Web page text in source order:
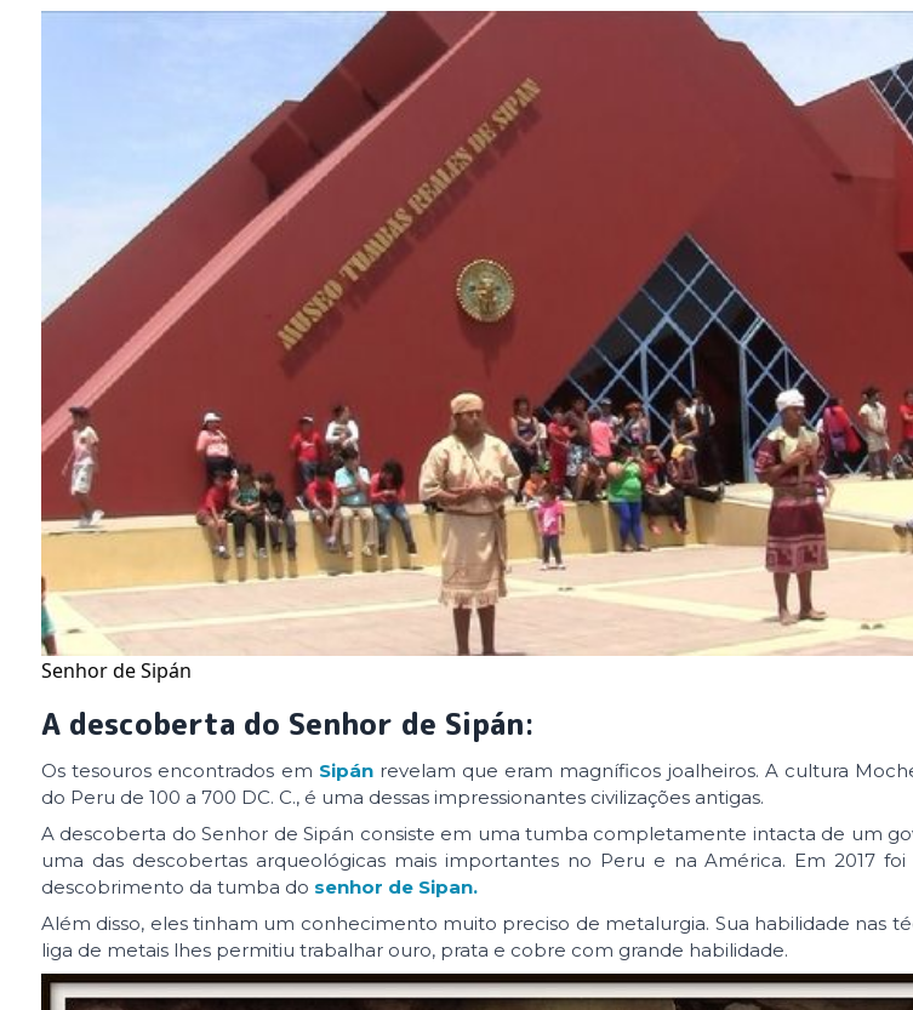
Senhor de Sipán
A descoberta do Senhor de Sipán:
Os tesouros encontrados em Sipán revelam que eram magníficos joalheiros. A cultura
do Peru de 100 a 700 DC. C., é uma dessas impressionantes civilizações antigas.
A descoberta do Senhor de Sipán consiste em uma tumba completamente intacta de um
uma das descobertas arqueológicas mais importantes no Peru e na América. Em 2017
descobrimento da tumba do senhor de Sipan.
Além disso, eles tinham um conhecimento muito preciso de metalurgia. Sua habilidade nas
liga de metais lhes permitiu trabalhar ouro, prata e cobre com grande habilidade.